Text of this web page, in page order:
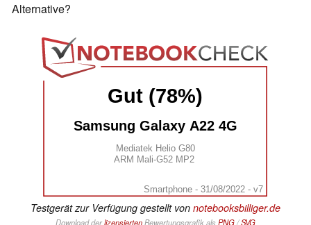
Alternative?
Gut (78%)
Samsung Galaxy A22 4G
Mediatek Helio G80
ARM Mali-G52 MP2
Smartphone - 31/08/2022 - v7
Testgerät zur Verfügung gestellt von notebooksbilliger.de
Download derlizensiertenBewertungsgrafik als PNG/SVG